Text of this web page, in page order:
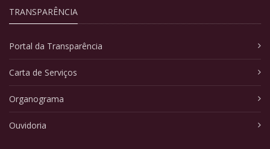
TRANSPARÊNCIA
Portal da Transparência
Carta de Serviços
Organograma
Ouvidoria